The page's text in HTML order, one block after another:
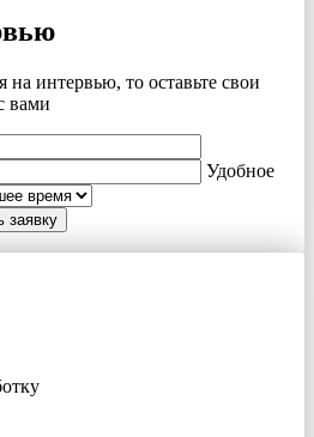
на интервью, то оставьте свои
вами
Удобное